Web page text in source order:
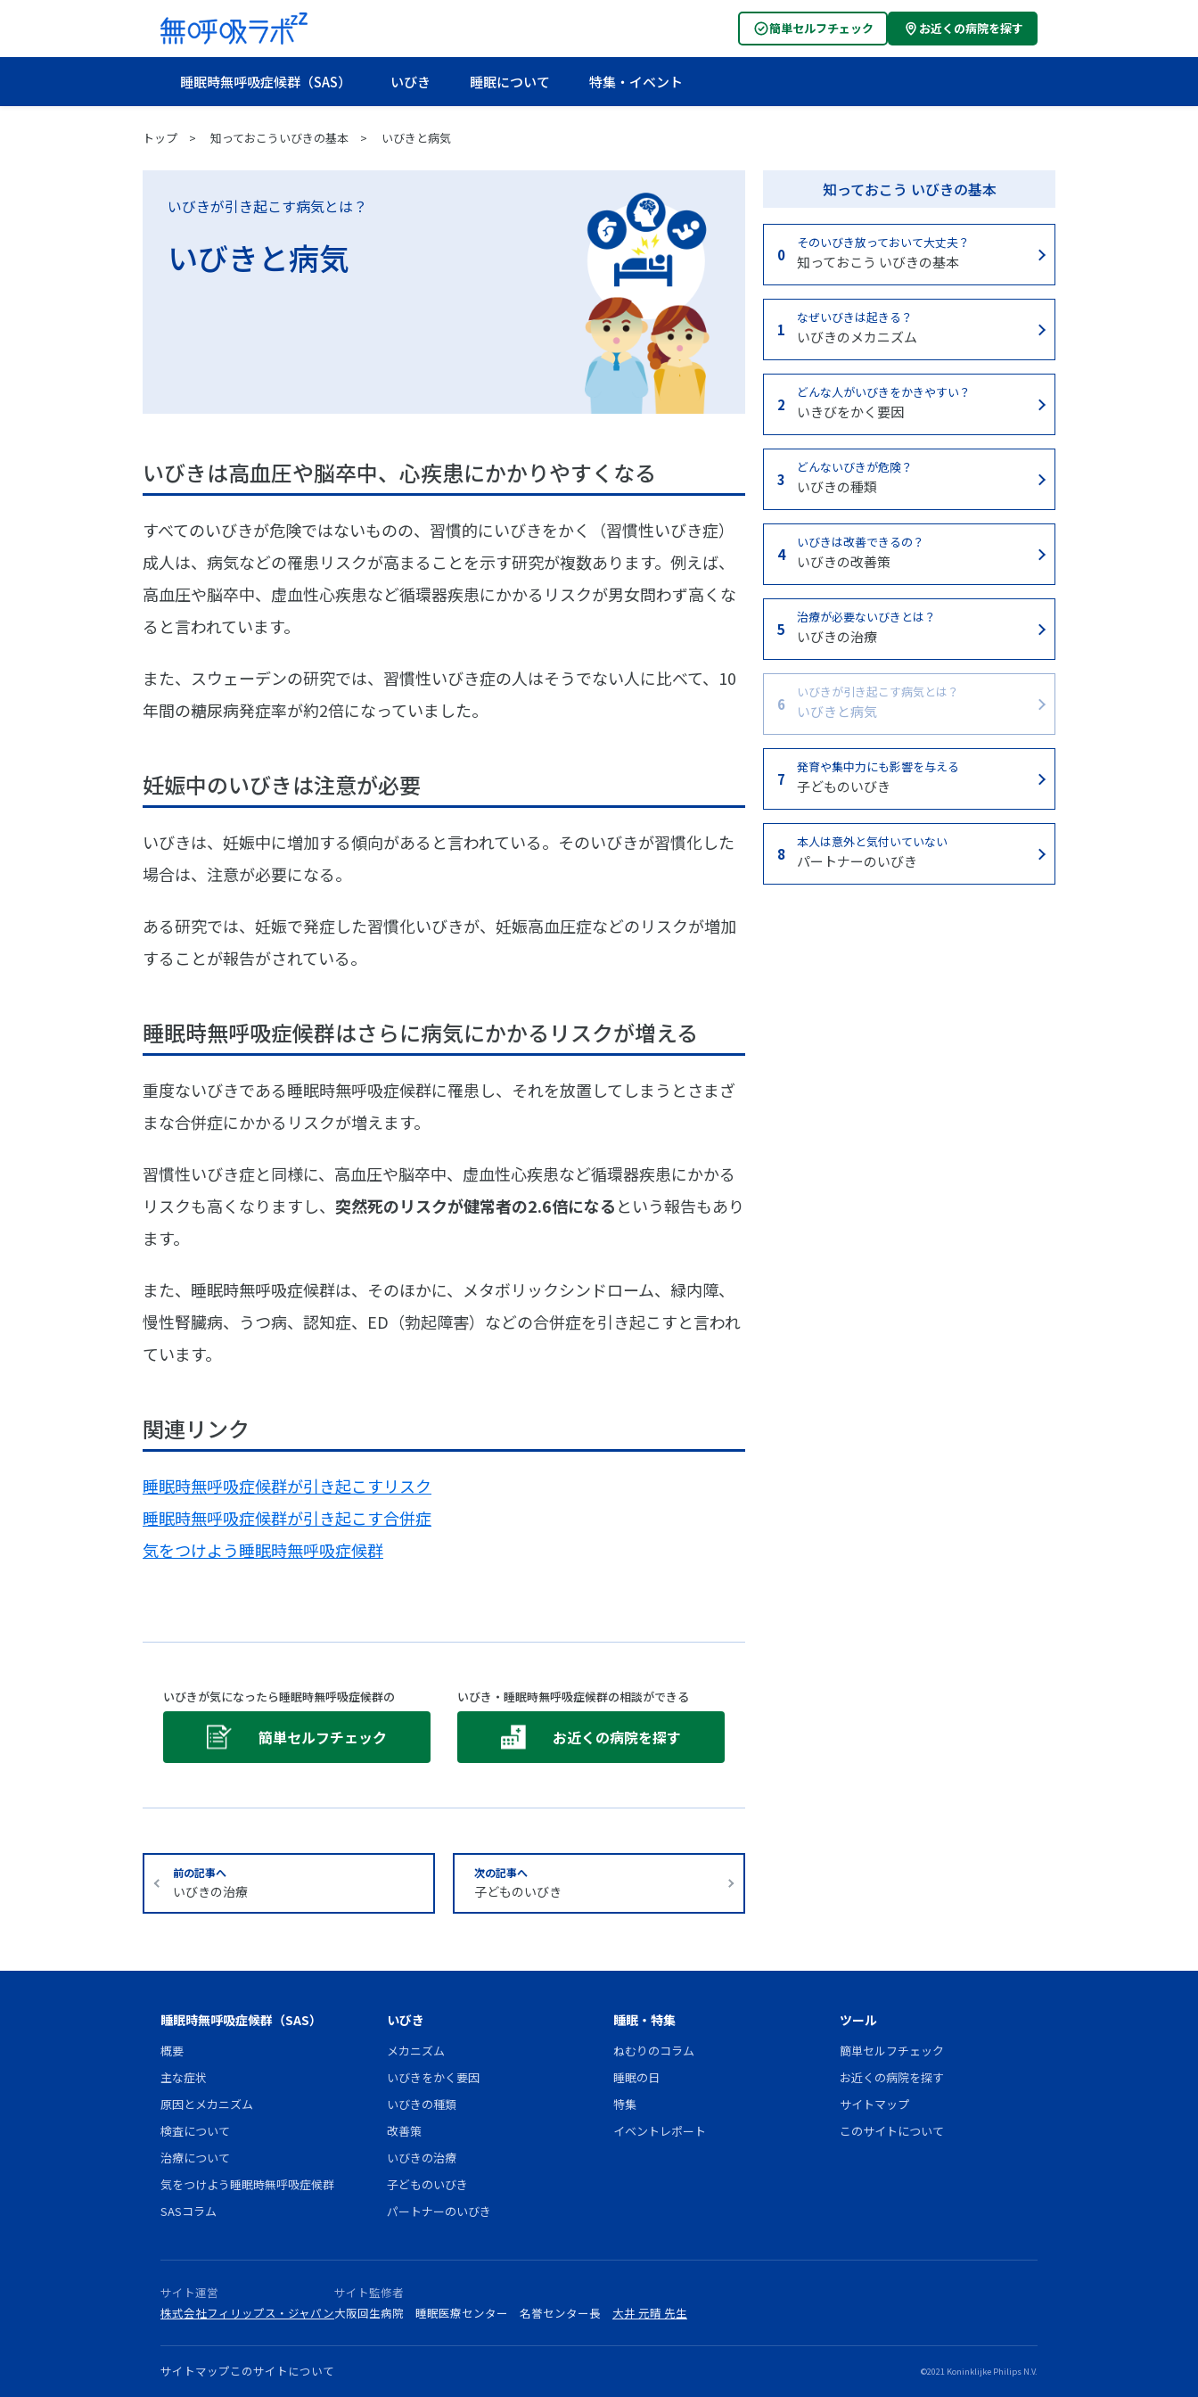
簡単セルフチェック お近くの病院を探す
睡眠時無呼吸症候群（SAS） いびき 睡眠について 特集・イベント
トップ 知っておこういびきの基本 いびきと病気
いびきと病気
いびきが引き起こす病気とは？
いびきは高血圧や脳卒中、心疾患にかかりやすくなる
すべてのいびきが危険ではないものの、習慣的にいびきをかく（習慣性いびき症）
成人は、病気などの罹患リスクが高まることを示す研究が複数あります。例えば、
高血圧や脳卒中、虚血性心疾患など循環器疾患にかかるリスクが男女問わず高くな
ると言われています。
また、スウェーデンの研究では、習慣性いびき症の人はそうでない人に比べて、10
年間の糖尿病発症率が約2倍になっていました。
妊娠中のいびきは注意が必要
いびきは、妊娠中に増加する傾向があると言われている。そのいびきが習慣化した
場合は、注意が必要になる。
ある研究では、妊娠で発症した習慣化いびきが、妊娠高血圧症などのリスクが増加
することが報告がされている。
睡眠時無呼吸症候群はさらに病気にかかるリスクが増える
重度ないびきである睡眠時無呼吸症候群に罹患し、それを放置してしまうとさまざ
まな合併症にかかるリスクが増えます。
習慣性いびき症と同様に、高血圧や脳卒中、虚血性心疾患など循環器疾患にかかる
リスクも高くなりますし、 突然死のリスクが健常者の2.6倍になるという報告もあり
ます。
また、睡眠時無呼吸症候群は、そのほかに、メタボリックシンドローム、緑内障、
慢性腎臓病、うつ病、認知症、ED（勃起障害）などの合併症を引き起こすと言われ
ています。
関連リンク
睡眠時無呼吸症候群が引き起こすリスク
睡眠時無呼吸症候群が引き起こす合併症
気をつけよう睡眠時無呼吸症候群
いびきが気になったら睡眠時無呼吸症候群の
簡単セルフチェック
いびき・睡眠時無呼吸症候群の相談ができる
お近くの病院を探す
前の記事へ
いびきの治療
次の記事へ
子どものいびき
知っておこう いびきの基本
0
そのいびき放っておいて大丈夫？
知っておこう いびきの基本
1
なぜいびきは起きる？
いびきのメカニズム
2
どんな人がいびきをかきやすい？
いきびをかく要因
3
どんないびきが危険？
いびきの種類
4
いびきは改善できるの？
いびきの改善策
5
治療が必要ないびきとは？
いびきの治療
6
いびきが引き起こす病気とは？
いびきと病気
7
発育や集中力にも影響を与える
子どものいびき
8
本人は意外と気付いていない
パートナーのいびき
睡眠時無呼吸症候群（SAS）
概要
主な症状
原因とメカニズム
検査について
治療について
気をつけよう睡眠時無呼吸症候群
SASコラム
いびき
メカニズム
いびきをかく要因
いびきの種類
改善策
いびきの治療
子どものいびき
パートナーのいびき
睡眠・特集
ねむりのコラム
睡眠の日
特集
イベントレポート
ツール
簡単セルフチェック
お近くの病院を探す
サイトマップ
このサイトについて
サイト運営
株式会社フィリップス・ジャパン
サイト監修者
大阪回生病院 睡眠医療センター 名誉センター長 大井 元晴 先生
サイトマップこのサイトについて ©2021 Koninklijke Philips N.V.